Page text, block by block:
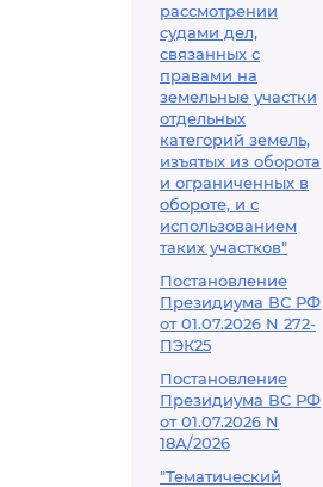
рассмотрении
судами дел,
связанных с
правами на
земельные участки
отдельных
категорий земель,
изъятых из оборота
и ограниченных в
обороте, и с
использованием
таких участков"
Постановление
Президиума ВС РФ
от 01.07.2026 N 272-
ПЭК25
Постановление
Президиума ВС РФ
от 01.07.2026 N
18А/2026
"Тематический